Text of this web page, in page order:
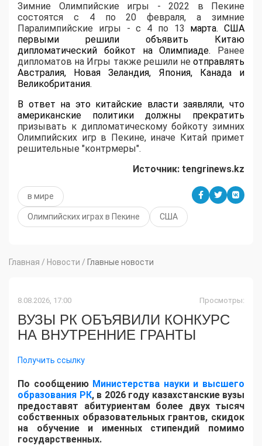
Зимние Олимпийские игры - 2022 в Пекине
состоятся с 4 по 20 февраля, а зимние
Паралимпийские игры - с 4 по 13 марта. США
первыми решили объявить Китаю
дипломатический бойкот на Олимпиаде. Ранее
дипломатов на Игры также решили не отправлять
Австралия, Новая Зеландия, Япония, Канада и
Великобритания.
В ответ на это китайские властизаявляли, что
американские политики должны прекратить
призывать к дипломатическому бойкоту зимних
Олимпийских игр в Пекине, иначе Китай примет
решительные "контрмеры".
Источник: tengrinews.kz
в мире
Олимпийских играх в Пекине США
Главная / Новости / Главные новости
8.08.2026, 17:00 Просмотры:
ВУЗЫ РК ОБЪЯВИЛИ КОНКУРС
НА ВНУТРЕННИЕ ГРАНТЫ
Получить ссылку
По сообщению Министерства науки и высшего
образования РК, в 2026 году казахстанские вузы
предоставят абитуриентам более двух тысяч
собственных образовательных грантов, скидок
на обучение и именных стипендий помимо
государственных.